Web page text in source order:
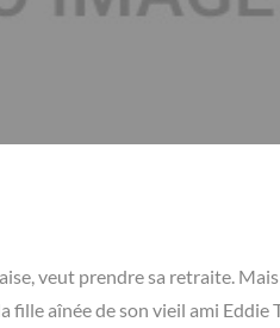
veut prendre sa retraite.
aînée de son vieil ami